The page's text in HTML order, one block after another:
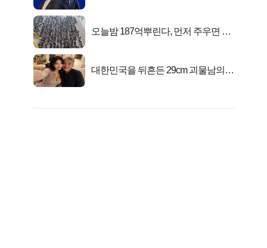
오늘밤 187억뿌린다, 먼저 주우면 최
대한민국을 뒤흔든 29cm 괴물남의